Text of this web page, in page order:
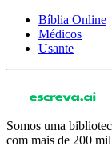
Bíblia Online
Médicos
Usante
Somos uma
com mais de 200